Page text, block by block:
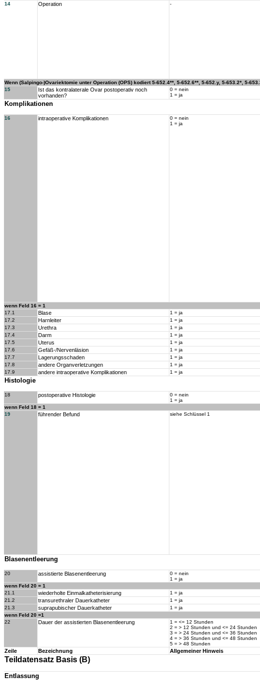
14 Operation -
Wenn (Salpingo-)Ovariektomie unter Operation (OPS) kodiert 5-652.4**, 5-652.6**, 5-652.y, 5-653.2*, 5-
15
Ist das kontralaterale Ovar postoperativ noch
vorhanden?
0 = nein
1 = ja
Komplikationen
16 intraoperative Komplikationen
0 = nein
1 = ja
wenn Feld 16 = 1
17.1
Blase 1 = ja
17.2 Harnleiter 1 = ja
17.3 Urethra 1 = ja
17.4 Darm 1 = ja
17.5 Uterus 1 = ja
17.6 Gefäß-/Nervenläsion 1 = ja
17.7 Lagerungsschaden 1 = ja
17.8 andere Organverletzungen 1 = ja
17.9 andere intraoperative Komplikationen 1 = ja
Histologie
18 postoperative Histologie
0 = nein
1 = ja
wenn Feld 18 = 1
19
führender Befund siehe Schlüssel 1
Blasenentleerung
20 assistierte Blasenentleerung
0 = nein
1 = ja
wenn Feld 20 = 1
21.1
wiederholte Einmalkatheterisierung 1 = ja
21.2 transurethraler Dauerkatheter 1 = ja
21.3 suprapubischer Dauerkatheter 1 = ja
wenn Feld 20 =1
22
Dauer der assistierten Blasenentleerung
1 = <= 12 Stunden
2 = > 12 Stunden und <= 24 Stunden
3 = > 24 Stunden und <= 36 Stunden
4 = > 36 Stunden und <= 48 Stunden
5 = > 48 Stunden
Zeile Bezeichnung Allgemeiner Hinweis
Teildatensatz Basis (B)
Entlassung